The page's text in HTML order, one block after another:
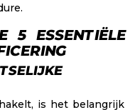
5 ESSENTIËLE
is het belangrijk